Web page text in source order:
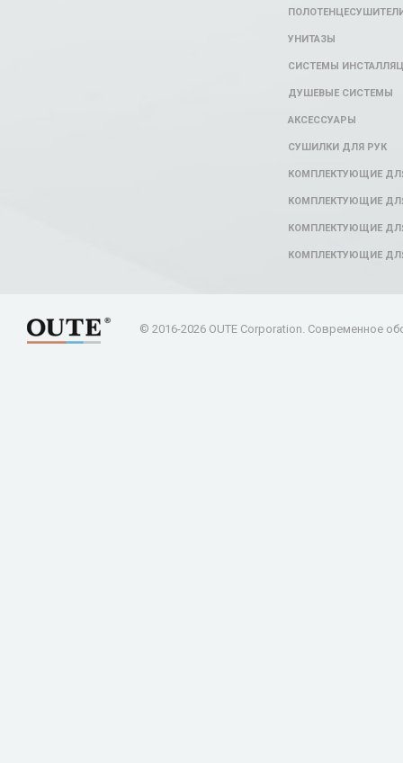
УНИТАЗЫ
СИСТЕМЫ
ДУШЕВЫЕ СИСТЕМЫ
АКСЕССУАРЫ
СУШИЛКИ ДЛЯ РУК
КОМПЛЕКТУЮЩИЕ
КОМПЛЕКТУЮЩИЕ
КОМПЛЕКТУЮЩИЕ
КОМПЛЕКТУЮЩИЕ
© 2016-2026 OUTE Corporation. Современное